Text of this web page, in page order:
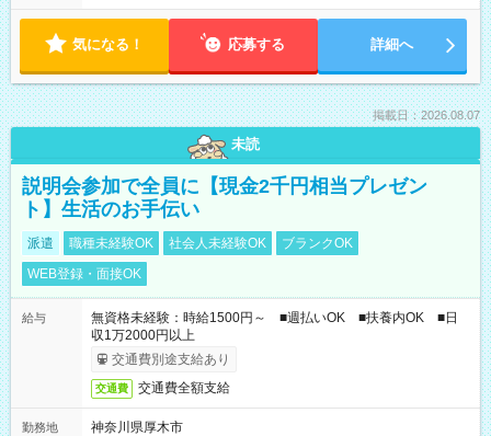
気になる！ 応募する 詳細へ
掲載日：2026.08.07
未読
説明会参加で全員に【現金2千円相当プレゼン
ト】生活のお手伝い
派遣 職種未経験OK 社会人未経験OK
ブランクOK
WEB登録・面接OK
給与
無資格未経験：時給1500円～ ■週払いOK ■扶養内OK ■日
収1万2000円以上
交通費別途支給あり
交通費 交通費全額支給
勤務地
神奈川県厚木市